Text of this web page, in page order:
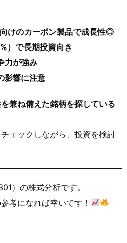
けのカーボン製品で成長性◎
）で長期投資向き
力が強み
影響に注意
兼ね備えた銘柄を探している
ェックしながら、投資を検討
）の株式分析です。
考になれば幸いです！